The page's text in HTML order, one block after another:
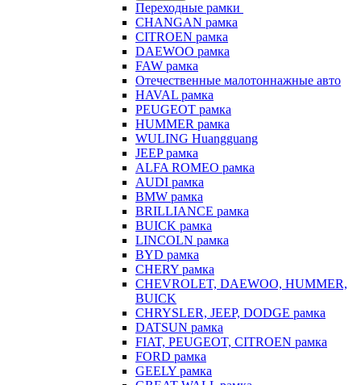
Переходные рамки
CHANGAN рамка
CITROEN рамка
DAEWOO рамка
FAW рамка
Отечественные малотоннажные авто
HAVAL рамка
PEUGEOT рамка
HUMMER рамка
WULING Huangguang
JEEP рамка
ALFA ROMEO рамка
AUDI рамка
BMW рамка
BRILLIANCE рамка
BUICK рамка
LINCOLN рамка
BYD рамка
CHERY рамка
CHEVROLET, DAEWOO, HUMMER,
BUICK
CHRYSLER, JEEP, DODGE рамка
DATSUN рамка
FIAT, PEUGEOT, CITROEN рамка
FORD рамка
GEELY рамка